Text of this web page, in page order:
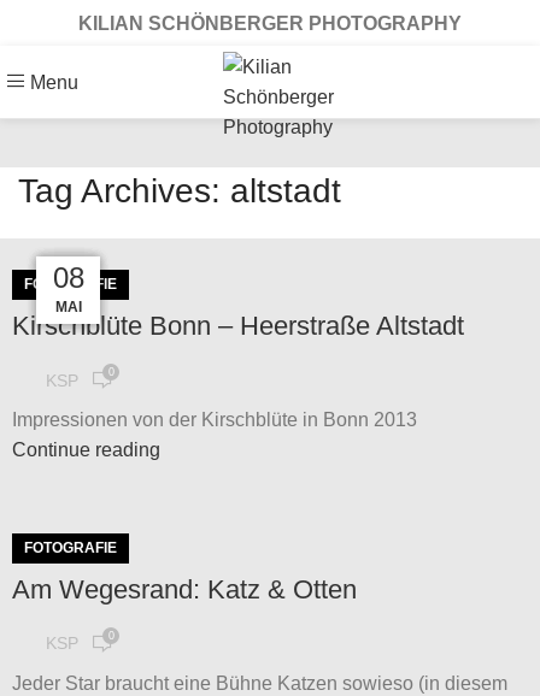
KILIAN SCHÖNBERGER PHOTOGRAPHY
Menu
Tag Archives: altstadt
29
APR.
FOTOGRAFIE
Kirschblüte Bonn – Heerstraße Altstadt
KSP 0
Impressionen von der Kirschblüte in Bonn 2013
Continue reading
13
OKT.
FOTOGRAFIE
Am Wegesrand: Katz & Otten
KSP 0
Jeder Star braucht eine Bühne Katzen sowieso (in diesem
12
JULI
07
APR.
08
MAI